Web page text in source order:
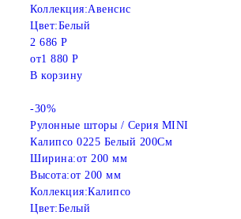
Коллекция:Авенсис
Цвет:Белый
2 686 Р
от1 880 Р
В корзину
-30%
Рулонные шторы / Серия MINI
Калипсо 0225 Белый 200См
Ширина:от 200 мм
Высота:от 200 мм
Коллекция:Калипсо
Цвет:Белый